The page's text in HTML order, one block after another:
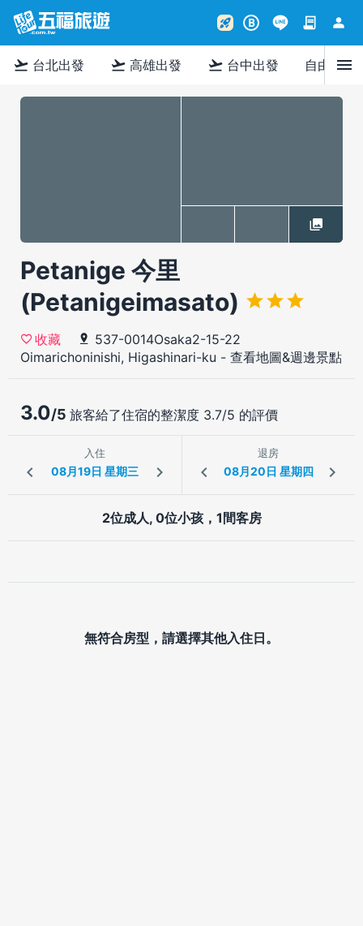
rocket_launch B contract person
flight_takeoff 台北出發 flight_takeoff 高雄出發 flight_takeoff 台中出發 自由行menu
Petanige 今里
(Petanigeimasato)
收藏
537-0014Osaka2-15-22
Oimarichoninishi, Higashinari-ku - 查看地圖&週邊景點
3.0/5 旅客給了住宿的整潔度 3.7/5 的評價
入住 退房
2位成人, 0位小孩，1間客房
無符合房型，請選擇其他入住日。